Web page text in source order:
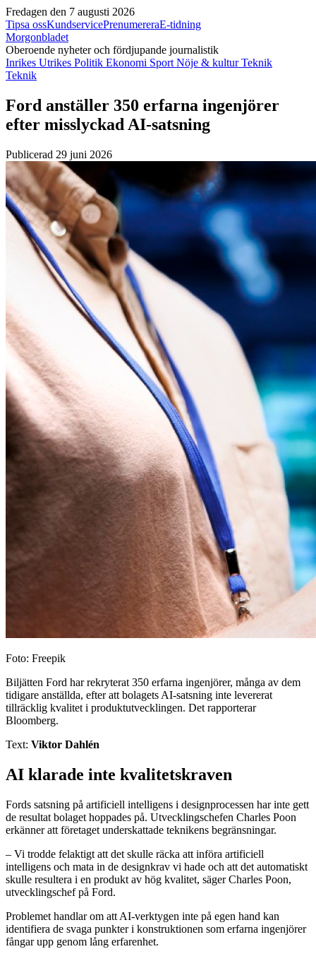
Fredagen den 7 augusti 2026
Tipsa ossKundservicePrenumereraE-tidning
Morgonbladet
Oberoende nyheter och fördjupande journalistik
Inrikes Utrikes Politik Ekonomi Sport Nöje & kulturTeknik
Teknik
Ford anställer 350 erfarna ingenjörer
efter misslyckad AI-satsning
Publicerad 29 juni 2026
Foto: Freepik
Biljätten Ford har rekryterat 350 erfarna ingenjörer, många av dem
tidigare anställda, efter att bolagets AI-satsning inte levererat
tillräcklig kvalitet i produktutvecklingen. Det rapporterar
Bloomberg.
Text: Viktor Dahlén
AI klarade inte kvalitetskraven
Fords satsning på artificiell intelligens i designprocessen har inte gett
de resultat bolaget hoppades på. Utvecklingschefen Charles Poon
erkänner att företaget underskattade teknikens begränsningar.
– Vi trodde felaktigt att det skulle räcka att införa artificiell
intelligens och mata in de designkrav vi hade och att det automatiskt
skulle resultera i en produkt av hög kvalitet, säger Charles Poon,
utvecklingschef på Ford.
Problemet handlar om att AI-verktygen inte på egen hand kan
identifiera de svaga punkter i konstruktionen som erfarna ingenjörer
fångar upp genom lång erfarenhet.